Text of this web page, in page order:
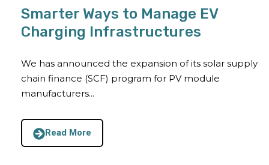
Smarter Ways to Manage EV
Charging Infrastructures
We has announced the expansion of its solar supply
chain finance (SCF) program for PV module
manufacturers...
Read More